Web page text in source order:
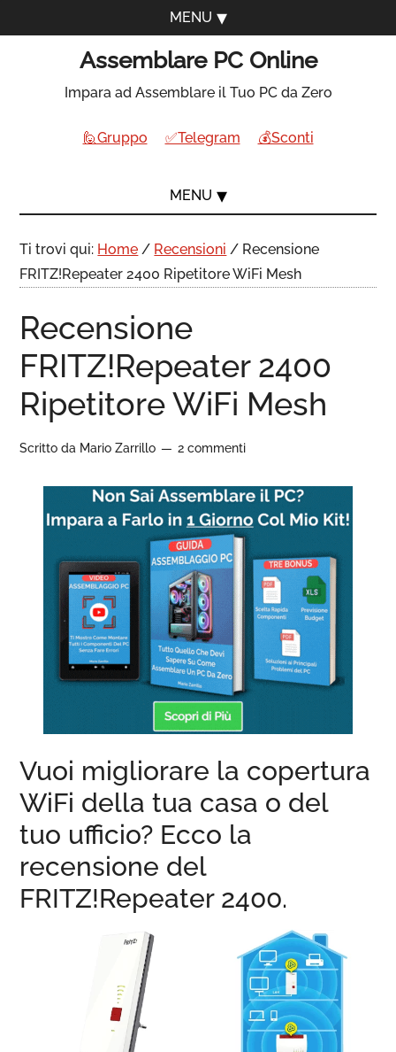
MENU
Assemblare PC Online
Impara ad Assemblare il Tuo PC da Zero
🙋Gruppo ✅Telegram 💰Sconti
MENU
Ti trovi qui: Home / Recensioni / Recensione
FRITZ!Repeater 2400 Ripetitore WiFi Mesh
Recensione
FRITZ!Repeater 2400
Ripetitore WiFi Mesh
Scritto da Mario Zarrillo 2 commenti
Vuoi migliorare la copertura
WiFi della tua casa o del
tuo ufficio? Ecco la
recensione del
FRITZ!Repeater 2400.